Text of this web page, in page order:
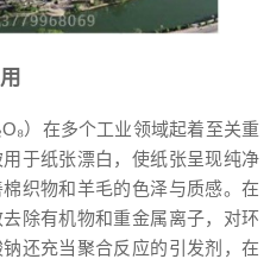
）在多个工业领域起着至关重
于纸张漂白，使纸张呈现纯净
织物和羊毛的色泽与质感。在
除有机物和重金属离子，对环
还充当聚合反应的引发剂，在